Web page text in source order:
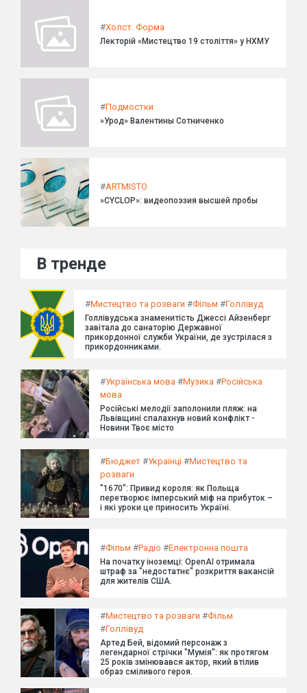
#Холст. Форма
Лекторій «Мистецтво 19 століття» у НХМУ
#Подмостки
»Урод» Валентины Сотниченко
#ARTMISTO
»CYCLOP»: видеопоэзия высшей пробы
В тренде
#Мистецтво та розваги #Фільм #Голлівуд
Голлівудська знаменитість Джессі Айзенберг
завітала до санаторію Державної
прикордонної служби України, де зустрілася з
прикордонниками.
#Українська мова #Музика #Російська
мова
Російські мелодії заполонили пляж: на
Львівщині спалахнув новий конфлікт -
Новини Твоє місто
#Бюджет #Українці #Мистецтво та
розваги
"1670": Привид короля: як Польща
перетворює імперський міф на прибуток –
і які уроки це приносить Україні.
#Фільм #Радіо #Електронна пошта
На початку іноземці: OpenAI отримала
штраф за "недостатнє" розкриття вакансій
для жителів США.
#Мистецтво та розваги #Фільм
#Голлівуд
Артед Бей, відомий персонаж з
легендарної стрічки "Мумія": як протягом
25 років змінювався актор, який втілив
образ сміливого героя.